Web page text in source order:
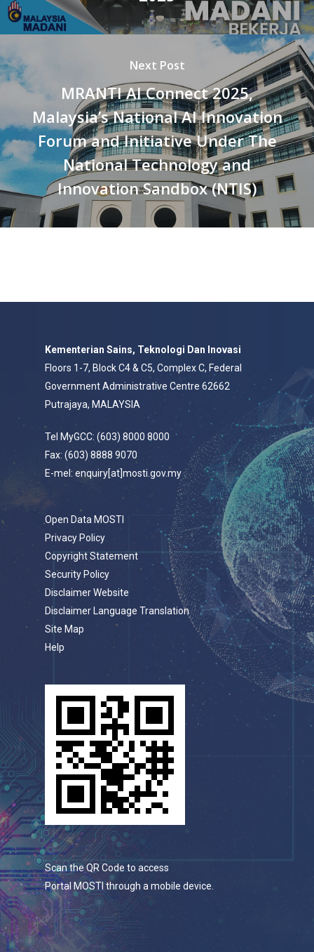
Next Post
MRANTI AI Connect 2025,
Malaysia’s National AI Innovation
Forum and Initiative Under The
National Technology and
Innovation Sandbox (NTIS)
Kementerian Sains, Teknologi Dan Inovasi
Floors 1-7, Block C4 & C5, Complex C, Federal
Government Administrative Centre 62662
Putrajaya, MALAYSIA
Tel MyGCC: (603) 8000 8000
Fax: (603) 8888 9070
E-mel: enquiry[at]mosti.gov.my
Open Data MOSTI
Privacy Policy
Copyright Statement
Security Policy
Disclaimer Website
Disclaimer Language Translation
Site Map
Help
Scan the QR Code to access
Portal MOSTI through a mobile device.